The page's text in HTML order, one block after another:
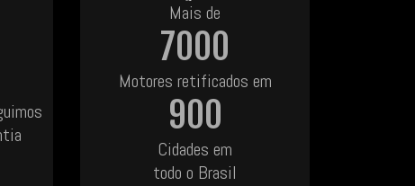
Mais de
7000
Motores retificados em
900
Cidades em
todo o Brasil